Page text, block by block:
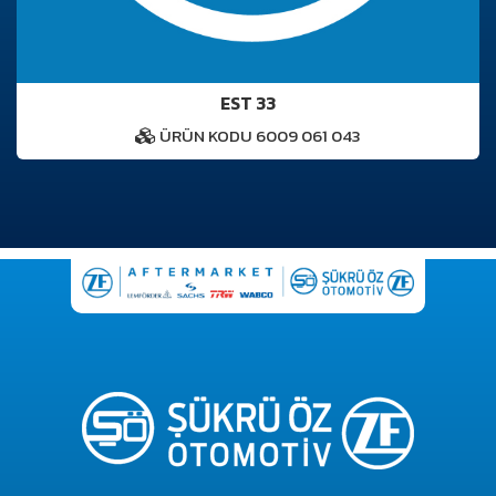
EST 33
ÜRÜN KODU 6009 061 043